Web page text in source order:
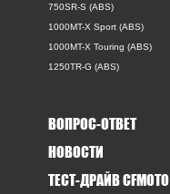
750SR-S (ABS)
1000MT-X Sport (ABS)
1000MT-X Touring (ABS)
1250TR-G (ABS)
ВОПРОС-ОТВЕТ
НОВОСТИ
ТЕСТ-ДРАЙВ CFMOTO